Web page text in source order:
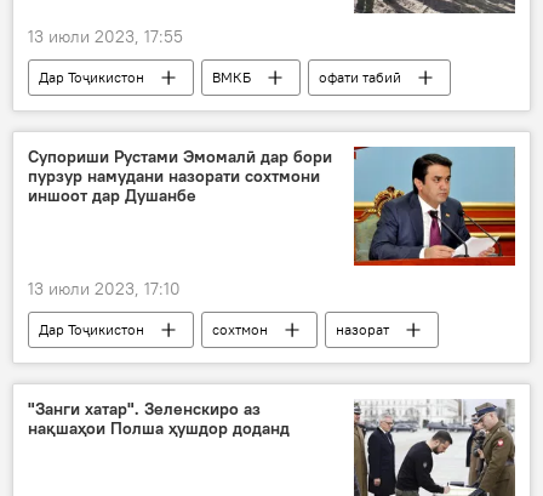
13 июли 2023, 17:55
Дар Тоҷикистон ВМКБ
офати табиӣ
сохтмон
хона Алишер Мирзонабот
Супориши Рустами Эмомалӣ дар бори
пурзур намудани назорати сохтмони
иншоот дар Душанбе
13 июли 2023, 17:10
Дар Тоҷикистон сохтмон
назорат
иншоот
Рустам Эмомалӣ
шаҳрдор
раиси шаҳр
"Занги хатар". Зеленскиро аз
нақшаҳои Полша ҳушдор доданд